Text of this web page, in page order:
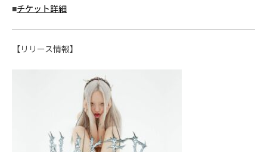
■チケット詳細
【リリース情報】